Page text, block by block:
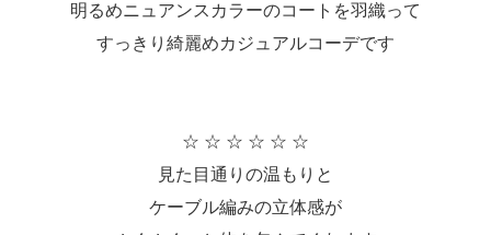
明るめニュアンスカラーのコートを羽織って
すっきり綺麗めカジュアルコーデです
☆ ☆ ☆ ☆ ☆ ☆
見た目通りの温もりと
ケーブル編みの立体感が